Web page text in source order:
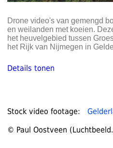
Drone video's van gemengd
en weilanden met koeien.
het heuvelgebied tussen
het Rijk van Nijmegen in
Details tonen
Stock video footage:
© Paul Oostveen